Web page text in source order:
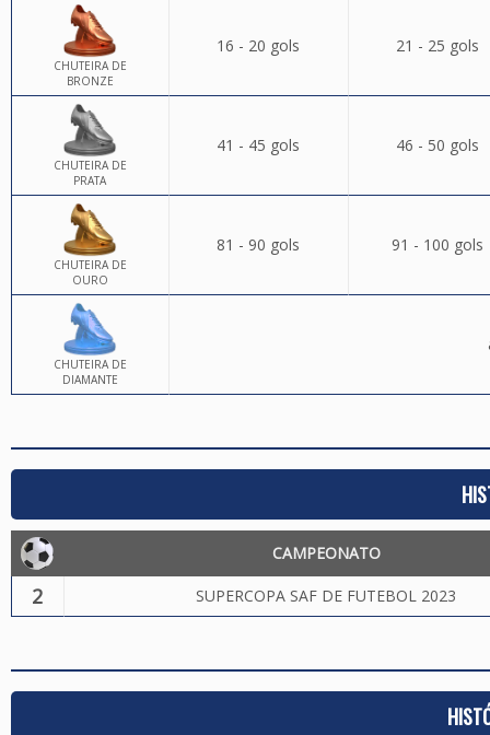
CHUTEIRA DE
BRONZE
16 - 20 gols 21 - 25 gols
CHUTEIRA DE
PRATA
41 - 45 gols 46 - 50 gols
CHUTEIRA DE
OURO
81 - 90 gols 91 - 100 gols
CHUTEIRA DE
DIAMANTE
CAMPEONATO
2 SUPERCOPA SAF DE FUTEBOL 2023